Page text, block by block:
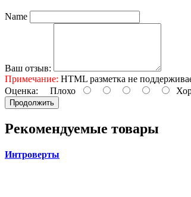
Name
Ваш отзыв:
Примечание: HTML разметка не
Оценка: Плохо
Продолжить
Рекомендуемые товары
Интроверты